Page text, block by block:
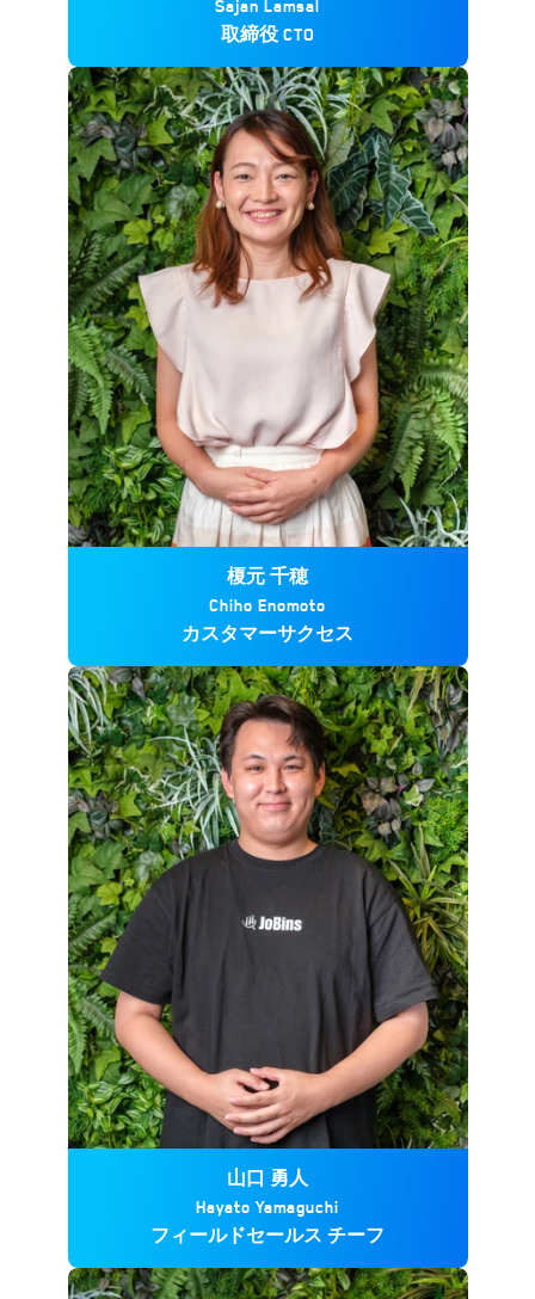
Sajan Lamsal
取締役 CTO
榎元 千穂
Chiho Enomoto
カスタマーサクセス
山口 勇人
Hayato Yamaguchi
フィールドセールス チーフ